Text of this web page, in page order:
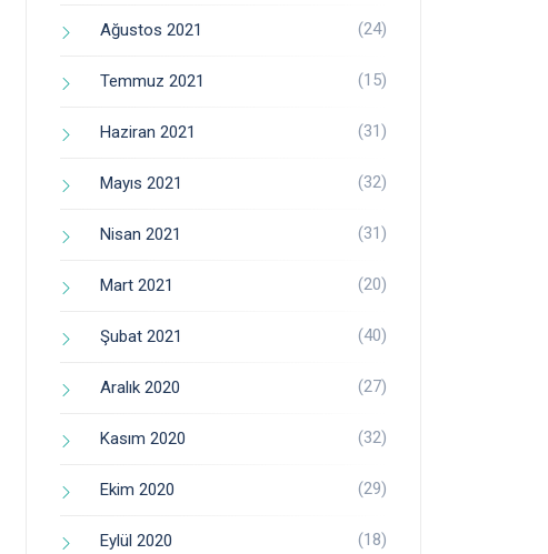
Ağustos 2021 (24)
Temmuz 2021 (15)
Haziran 2021 (31)
Mayıs 2021 (32)
Nisan 2021 (31)
Mart 2021 (20)
Şubat 2021 (40)
Aralık 2020 (27)
Kasım 2020 (32)
Ekim 2020 (29)
Eylül 2020 (18)